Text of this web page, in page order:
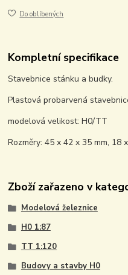
Do oblíbených
Kompletní specifikace
Stavebnice stánku a budky.
Plastová probarvená
modelová velikost: H0/TT
Rozměry: 45 x 42 x 35 mm, 18
Zboží zařazeno v
Modelová železnice
H0 1:87
TT 1:120
Budovy a stavby H0